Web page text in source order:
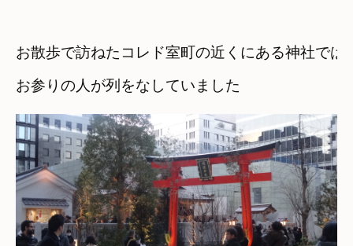
お散歩で訪ねたコレド室町の近くにある神社では
お参りの人が列をなしていました